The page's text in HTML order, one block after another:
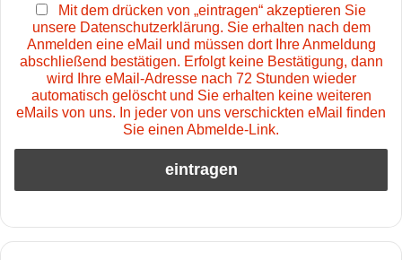
Mit dem drücken von „eintragen“ akzeptieren Sie
unsere Datenschutzerklärung. Sie erhalten nach dem
Anmelden eine eMail und müssen dort Ihre Anmeldung
abschließend bestätigen. Erfolgt keine Bestätigung, dann
wird Ihre eMail-Adresse nach 72 Stunden wieder
automatisch gelöscht und Sie erhalten keine weiteren
eMails von uns. In jeder von uns verschickten eMail finden
Sie einen Abmelde-Link.